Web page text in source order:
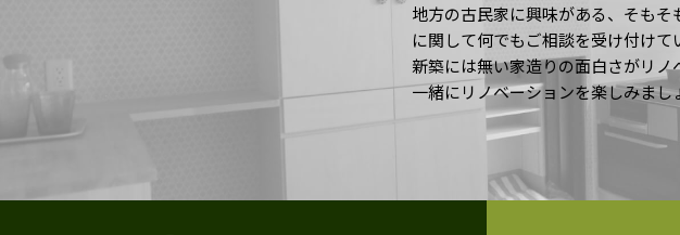
地方の古民家に興味がある、そも
に関して何でもご相談を受け付けて
新築には無い家造りの面白さがリ
一緒にリノベーションを楽しみまし